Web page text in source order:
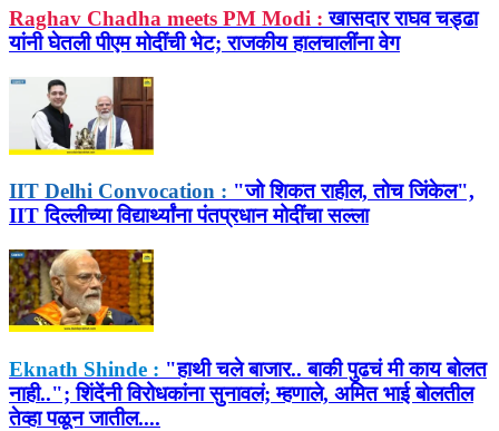
Raghav Chadha meets PM Modi : खासदार राघव चड्ढा
यांनी घेतली पीएम मोदींची भेट; राजकीय हालचालींना वेग
IIT Delhi Convocation : "जो शिकत राहील, तोच जिंकेल",
IIT दिल्लीच्या विद्यार्थ्यांना पंतप्रधान मोदींचा सल्ला
Eknath Shinde : "हाथी चले बाजार.. बाकी पुढचं मी काय बोलत
नाही.."; शिंदेंनी विरोधकांना सुनावलं; म्हणाले, अमित भाई बोलतील
तेव्हा पळून जातील....